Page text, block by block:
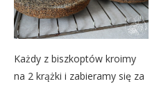
Każdy z biszkoptów kroimy
na 2 krążki i zabieramy się za